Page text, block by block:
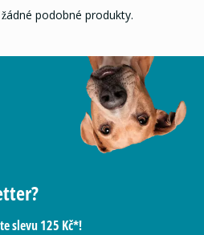
podobné produkty.
slevu 125 Kč*!